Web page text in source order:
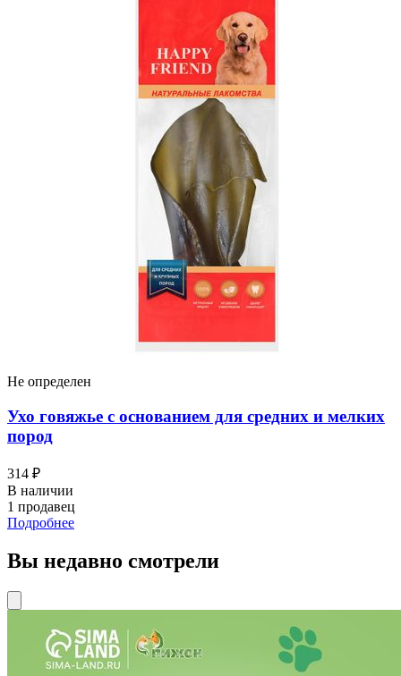
Не определен
Ухо говяжье с основанием для средних и мелких
пород
314 ₽
В наличии
1 продавец
Подробнее
Вы недавно смотрели